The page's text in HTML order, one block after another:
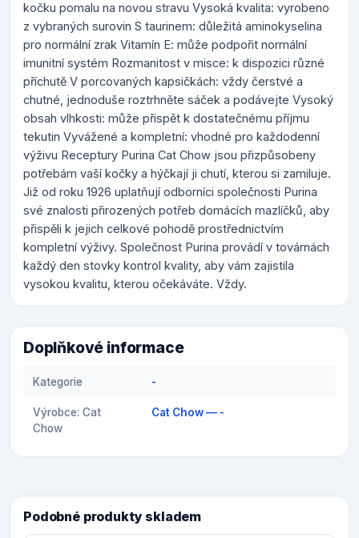
kočku pomalu na novou stravu Vysoká kvalita: vyrobeno
z vybraných surovin S taurinem: důležitá aminokyselina
pro normální zrak Vitamín E: může podpořit normální
imunitní systém Rozmanitost v misce: k dispozici různé
příchutě V porcovaných kapsičkách: vždy čerstvé a
chutné, jednoduše roztrhněte sáček a podávejte Vysoký
obsah vlhkosti: může přispět k dostatečnému příjmu
tekutin Vyvážené a kompletní: vhodné pro každodenní
výživu Receptury Purina Cat Chow jsou přizpůsobeny
potřebám vaší kočky a hýčkají ji chutí, kterou si zamiluje.
Již od roku 1926 uplatňují odborníci společnosti Purina
své znalosti přirozených potřeb domácích mazlíčků, aby
přispěli k jejich celkové pohodě prostřednictvím
kompletní výživy. Společnost Purina provádí v továrnách
každý den stovky kontrol kvality, aby vám zajistila
vysokou kvalitu, kterou očekáváte. Vždy.
Doplňkové informace
Kategorie -
Výrobce: Cat
Chow
Cat Chow — -
Podobné produkty skladem